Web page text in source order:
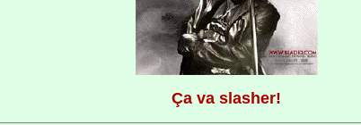
Ça va slasher!